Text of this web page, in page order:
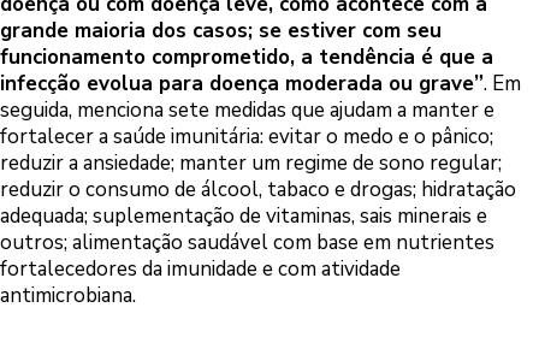
grande maioria dos casos; se estiver com seu
funcionamento comprometido, a tendência é que a
infecção evolua para doença moderada ou grave”. Em
seguida, menciona sete medidas que ajudam a manter e
fortalecer a saúde imunitária: evitar o medo e o pânico;
reduzir a ansiedade; manter um regime de sono regular;
reduzir o consumo de álcool, tabaco e drogas; hidratação
adequada; suplementação de vitaminas, sais minerais e
outros; alimentação saudável com base em nutrientes
fortalecedores da imunidade e com atividade
antimicrobiana.